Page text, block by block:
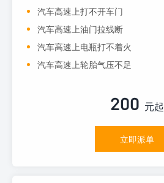
汽车高速上打不开车门
汽车高速上油门拉线断
汽车高速上电瓶打不着火
汽车高速上轮胎气压不足
200 元起
立即派单